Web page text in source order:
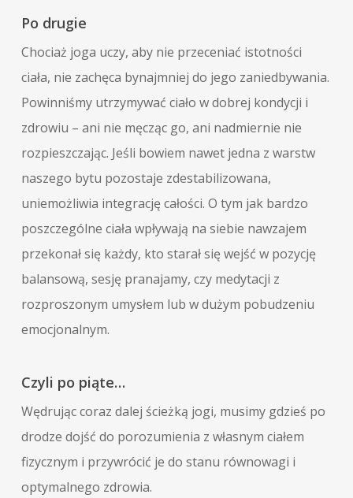
Po drugie
Chociaż joga uczy, aby nie przeceniać istotności
ciała, nie zachęca bynajmniej do jego zaniedbywania.
Powinniśmy utrzymywać ciało w dobrej kondycji i
zdrowiu – ani nie męcząc go, ani nadmiernie nie
rozpieszczając. Jeśli bowiem nawet jedna z warstw
naszego bytu pozostaje zdestabilizowana,
uniemożliwia integrację całości. O tym jak bardzo
poszczególne ciała wpływają na siebie nawzajem
przekonał się każdy, kto starał się wejść w pozycję
balansową, sesję pranajamy, czy medytacji z
rozproszonym umysłem lub w dużym pobudzeniu
emocjonalnym.
Czyli po piąte…
Wędrując coraz dalej ścieżką jogi, musimy gdzieś po
drodze dojść do porozumienia z własnym ciałem
fizycznym i przywrócić je do stanu równowagi i
optymalnego zdrowia.